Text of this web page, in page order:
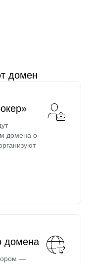
домен
домена о
домена
—